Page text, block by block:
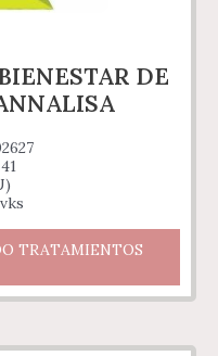
DE
TRATAMIENTOS